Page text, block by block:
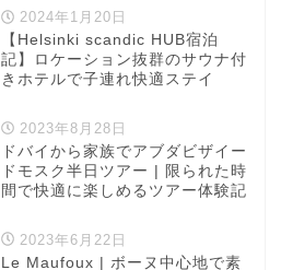
2024年1月20日
【Helsinki scandic HUB宿泊
記】ロケーション抜群のサウナ付
きホテルで子連れ快適ステイ
2023年8月28日
ドバイから家族でアブダビザイー
ドモスク半日ツアー | 限られた時
間で快適に楽しめるツアー体験記
2023年6月22日
Le Maufoux | ボーヌ中心地で素